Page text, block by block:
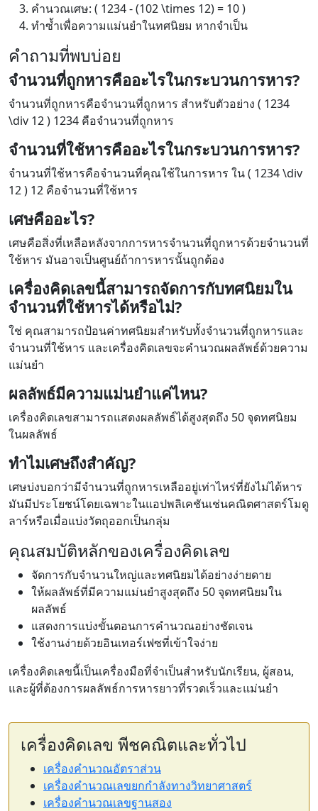
คำนวณเศษ: ( 1234 - (102 \times 12) = 10 )
ทำซ้ำเพื่อความแม่นยำในทศนิยม หากจำเป็น
คำถามที่พบบ่อย
จำนวนที่ถูกหารคืออะไรในกระบวนการหาร?
จำนวนที่ถูกหารคือจำนวนที่ถูกหาร สำหรับตัวอย่าง ( 1234
\div 12 ) 1234 คือจำนวนที่ถูกหาร
จำนวนที่ใช้หารคืออะไรในกระบวนการหาร?
จำนวนที่ใช้หารคือจำนวนที่คุณใช้ในการหาร ใน ( 1234 \div
12 ) 12 คือจำนวนที่ใช้หาร
เศษคืออะไร?
เศษคือสิ่งที่เหลือหลังจากการหารจำนวนที่ถูกหารด้วยจำนวนที่
ใช้หาร มันอาจเป็นศูนย์ถ้าการหารนั้นถูกต้อง
เครื่องคิดเลขนี้สามารถจัดการกับทศนิยมใน
จำนวนที่ใช้หารได้หรือไม่?
ใช่ คุณสามารถป้อนค่าทศนิยมสำหรับทั้งจำนวนที่ถูกหารและ
จำนวนที่ใช้หาร และเครื่องคิดเลขจะคำนวณผลลัพธ์ด้วยความ
แม่นยำ
ผลลัพธ์มีความแม่นยำแค่ไหน?
เครื่องคิดเลขสามารถแสดงผลลัพธ์ได้สูงสุดถึง 50 จุดทศนิยม
ในผลลัพธ์
ทำไมเศษถึงสำคัญ?
เศษบ่งบอกว่ามีจำนวนที่ถูกหารเหลืออยู่เท่าไหร่ที่ยังไม่ได้หาร
มันมีประโยชน์โดยเฉพาะในแอปพลิเคชันเช่นคณิตศาสตร์โมดู
ลาร์หรือเมื่อแบ่งวัตถุออกเป็นกลุ่ม
คุณสมบัติหลักของเครื่องคิดเลข
จัดการกับจำนวนใหญ่และทศนิยมได้อย่างง่ายดาย
ให้ผลลัพธ์ที่มีความแม่นยำสูงสุดถึง 50 จุดทศนิยมใน
ผลลัพธ์
แสดงการแบ่งขั้นตอนการคำนวณอย่างชัดเจน
ใช้งานง่ายด้วยอินเทอร์เฟซที่เข้าใจง่าย
เครื่องคิดเลขนี้เป็นเครื่องมือที่จำเป็นสำหรับนักเรียน, ผู้สอน,
และผู้ที่ต้องการผลลัพธ์การหารยาวที่รวดเร็วและแม่นยำ
เครื่องคิดเลข พีชคณิตและทั่วไป
เครื่องคำนวณอัตราส่วน
เครื่องคำนวณเลขยกกำลังทางวิทยาศาสตร์
เครื่องคำนวณเลขฐานสอง